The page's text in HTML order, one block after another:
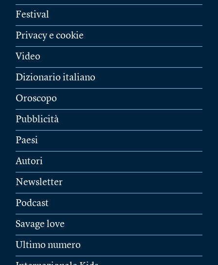
Festival
Privacy e cookie
Video
Dizionario italiano
Oroscopo
Pubblicità
Paesi
Autori
Newsletter
Podcast
Savage love
Ultimo numero